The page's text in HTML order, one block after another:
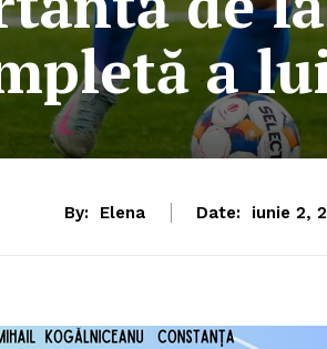
a
By: Elena Date: iunie 2,